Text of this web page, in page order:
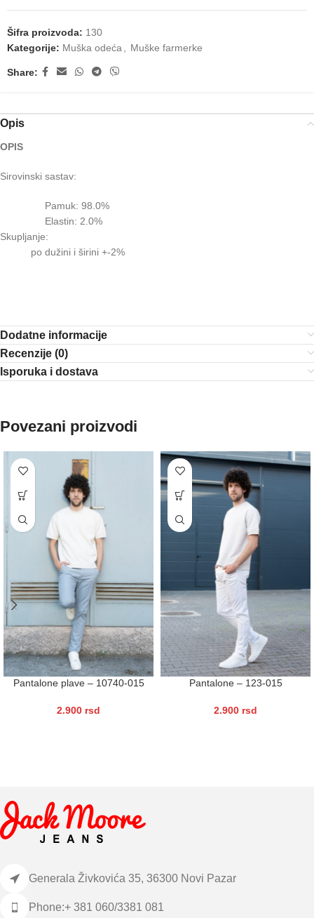
Šifra proizvoda: 130
Kategorije: Muška odeća Muške farmerke
Share:
Opis
OPIS
Sirovinski sastav:
Pamuk: 98.0%
Elastin: 2.0%
Skupljanje:
po dužini i širini +-2%
Dodatne informacije
Recenzije (0)
Isporuka i dostava
Povezani proizvodi
Pantalone plave – 10740-015
2.900 rsd
Pantalone – 123-015
2.900 rsd
Generala Živkovića 35, 36300 Novi Pazar
Phone:+ 381 060/3381 081